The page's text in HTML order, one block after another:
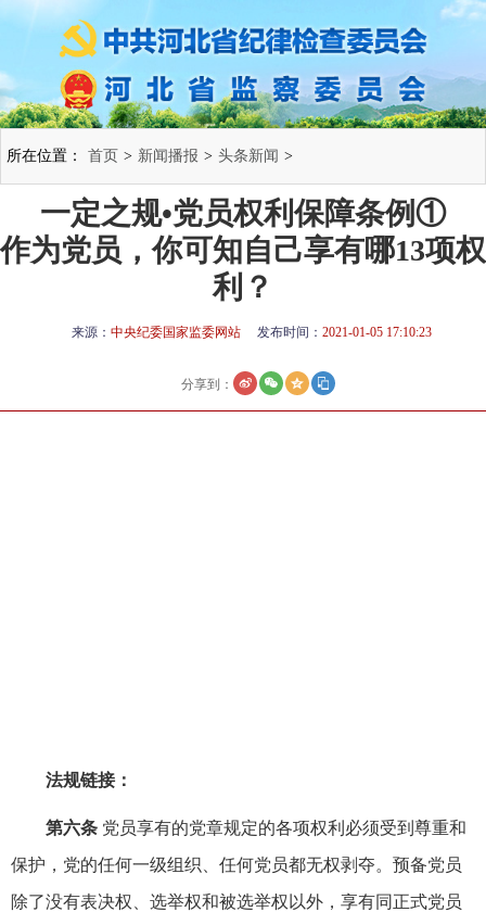
所在位置： 首页 > 新闻播报 > 头条新闻 >
一定之规•党员权利保障条例①
作为党员，你可知自己享有哪13项权
利？
来源： 中央纪委国家监委网站 发布时间： 2021-01-05 17:10:23
分享到：
法规链接：
第六条 党员享有的党章规定的各项权利必须受到尊重和
保护，党的任何一级组织、任何党员都无权剥夺。预备党员
除了没有表决权、选举权和被选举权以外，享有同正式党员